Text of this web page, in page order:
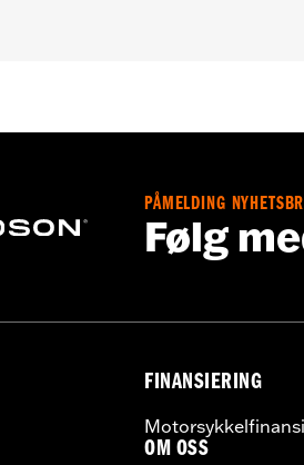
PÅMELDING
Følg
FINANSIERING
OM OSS